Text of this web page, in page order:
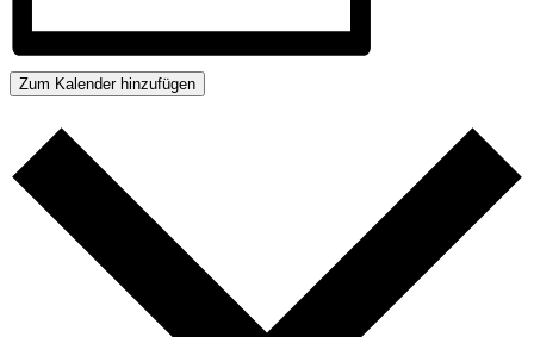
Zum Kalender hinzufügen